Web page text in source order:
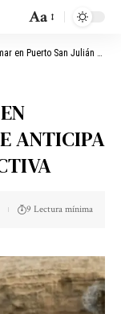
Aa
Julián que anticipa una nueva era productiva
ANTICIPA
9 Lectura mínima